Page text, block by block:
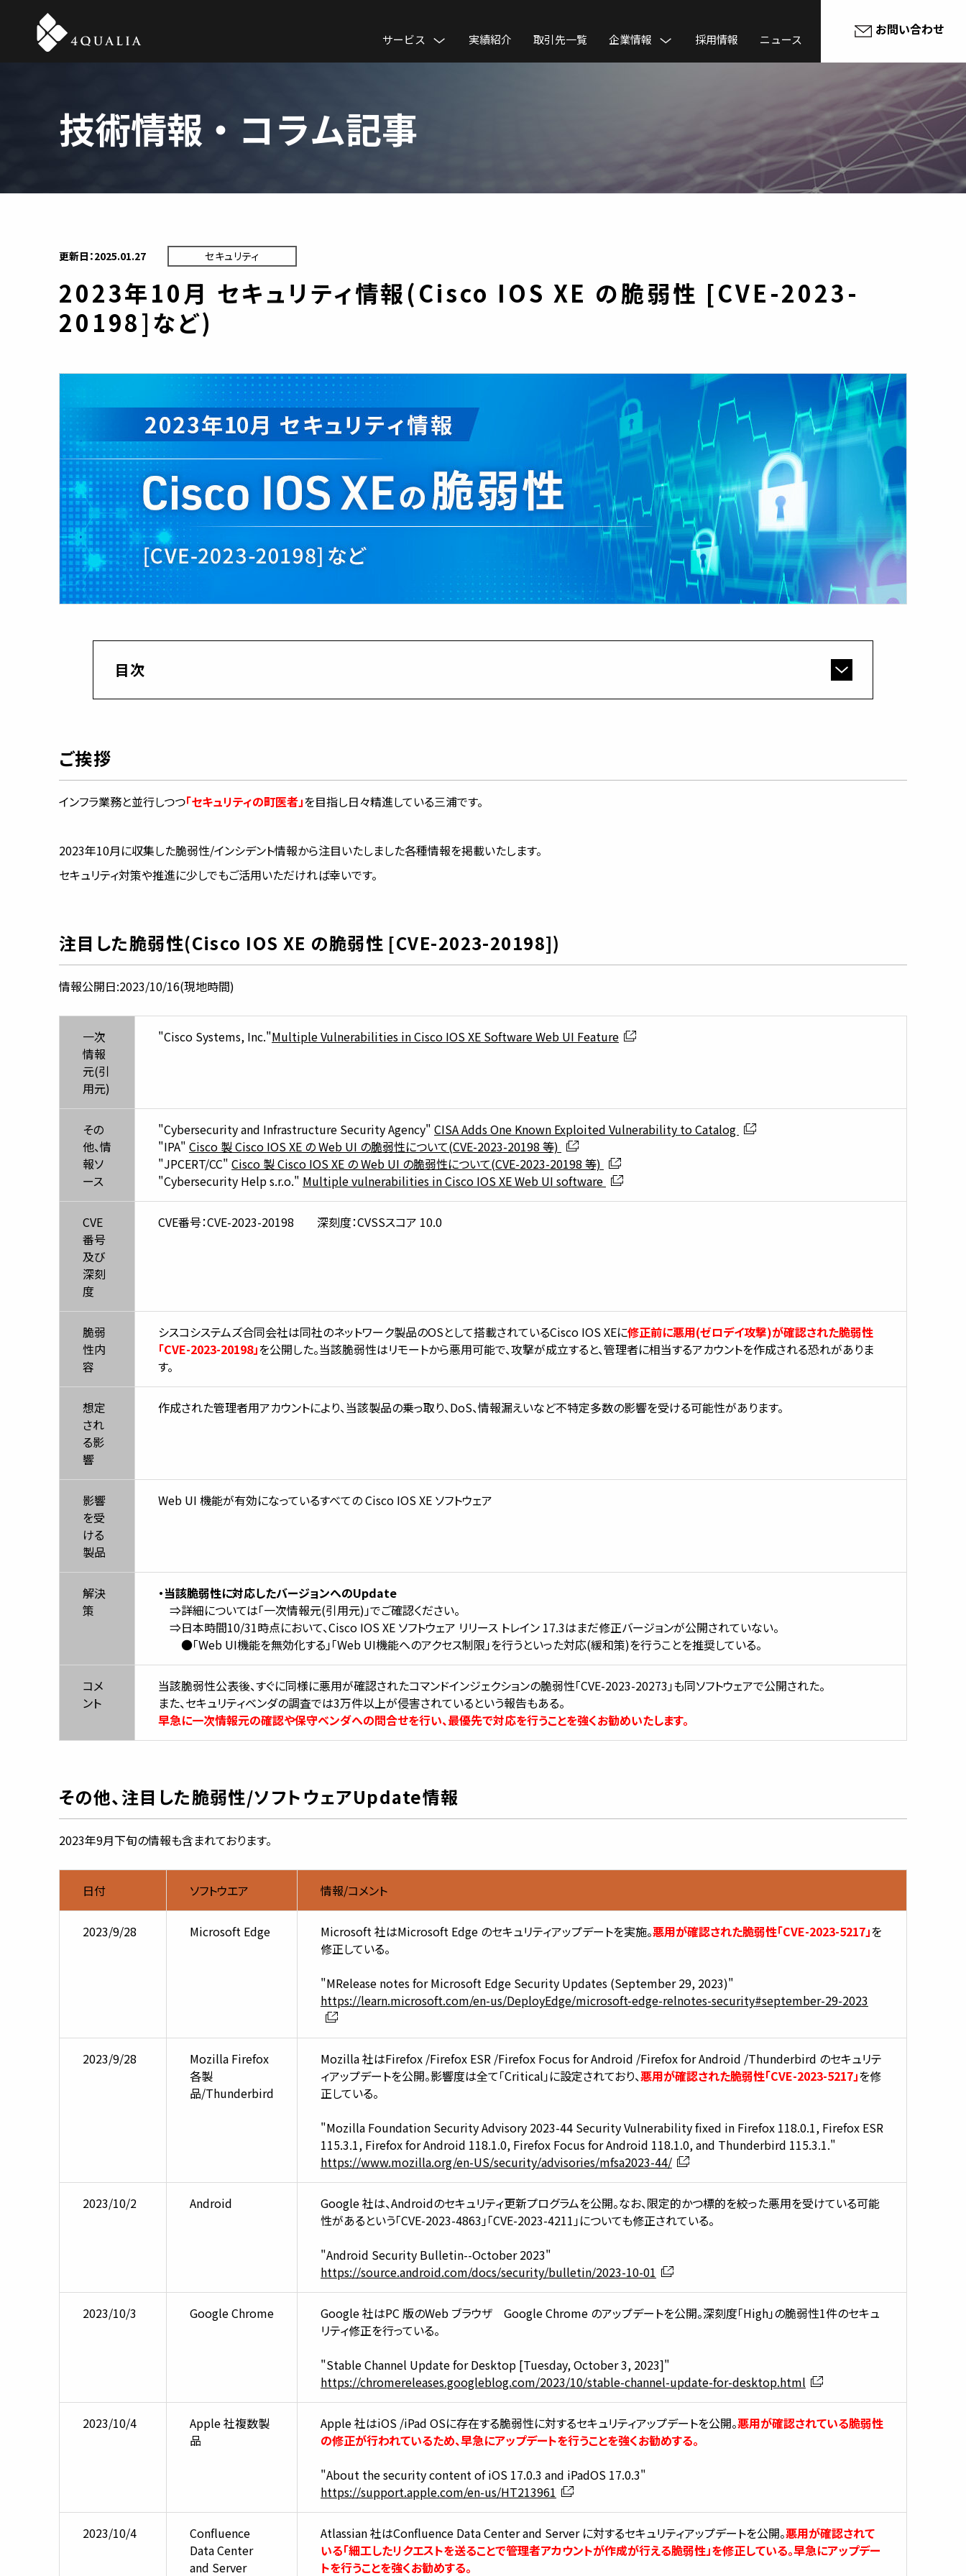
サービス 実績紹介 取引先一覧 企業情報 採用情報 ニュース
お問い合わせ
技術情報・コラム記事
更新日：2025.01.27 セキュリティ
2023年10月 セキュリティ情報(Cisco IOS XE の脆弱性 [CVE-2023-
20198]など)
目次
ご挨拶
インフラ業務と並行しつつ「セキュリティの町医者」を目指し日々精進している三浦です。
2023年10月に収集した脆弱性/インシデント情報から注目いたしました各種情報を掲載いたします。
セキュリティ対策や推進に少しでもご活用いただければ幸いです。
注目した脆弱性(Cisco IOS XE の脆弱性 [CVE-2023-20198])
情報公開日:2023/10/16(現地時間)
一次
情報
元(引
用元)
"Cisco Systems, Inc."Multiple Vulnerabilities in Cisco IOS XE Software Web UI Feature
その
他、情
報ソ
ース
"Cybersecurity and Infrastructure Security Agency" CISA Adds One Known Exploited Vulnerability to Catalog
"IPA" Cisco 製 Cisco IOS XE の Web UI の脆弱性について(CVE-2023-20198 等)
"JPCERT/CC" Cisco 製 Cisco IOS XE の Web UI の脆弱性について(CVE-2023-20198 等)
"Cybersecurity Help s.r.o." Multiple vulnerabilities in Cisco IOS XE Web UI software
CVE
番号
及び
深刻
度
CVE番号：CVE-2023-20198 深刻度：CVSSスコア 10.0
脆弱
性内
容
シスコシステムズ合同会社は同社のネットワーク製品のOSとして搭載されているCisco IOS XEに修正前に悪用(ゼロデイ攻撃)が確認された脆弱性
「CVE-2023-20198」を公開した。当該脆弱性はリモートから悪用可能で、攻撃が成立すると、管理者に相当するアカウントを作成される恐れがありま
す。
想定
され
る影
響
作成された管理者用アカウントにより、当該製品の乗っ取り、DoS、情報漏えいなど不特定多数の影響を受ける可能性があります。
影響
を受
ける
製品
Web UI 機能が有効になっているすべての Cisco IOS XE ソフトウェア
解決
策
・当該脆弱性に対応したバージョンへのUpdate
⇒詳細については「一次情報元(引用元)」でご確認ください。
⇒日本時間10/31時点において、Cisco IOS XE ソフトウェア リリース トレイン 17.3はまだ修正バージョンが公開されていない。
●「Web UI機能を無効化する」「Web UI機能へのアクセス制限」を行うといった対応(緩和策)を行うことを推奨している。
コメ
ント
当該脆弱性公表後、すぐに同様に悪用が確認されたコマンドインジェクションの脆弱性「CVE-2023-20273」も同ソフトウェアで公開された。
また、セキュリティベンダの調査では3万件以上が侵害されているという報告もある。
早急に一次情報元の確認や保守ベンダへの問合せを行い、最優先で対応を行うことを強くお勧めいたします。
その他、注目した脆弱性/ソフトウェアUpdate情報
2023年9月下旬の情報も含まれております。
日付 ソフトウエア 情報/コメント
2023/9/28 Microsoft Edge Microsoft 社はMicrosoft Edge のセキュリティアップデートを実施。悪用が確認された脆弱性「CVE-2023-5217」を
修正している。
"MRelease notes for Microsoft Edge Security Updates (September 29, 2023)"
https://learn.microsoft.com/en-us/DeployEdge/microsoft-edge-relnotes-security#september-29-2023
2023/9/28
Mozilla Firefox
各製
品/Thunderbird
Mozilla 社はFirefox /Firefox ESR /Firefox Focus for Android /Firefox for Android /Thunderbird のセキュリテ
ィアップデートを公開。影響度は全て「Critical」に設定されており、悪用が確認された脆弱性「CVE-2023-5217」を修
正している。
"Mozilla Foundation Security Advisory 2023-44 Security Vulnerability fixed in Firefox 118.0.1, Firefox ESR
115.3.1, Firefox for Android 118.1.0, Firefox Focus for Android 118.1.0, and Thunderbird 115.3.1."
https://www.mozilla.org/en-US/security/advisories/mfsa2023-44/
2023/10/2 Android
Google 社は、Androidのセキュリティ更新プログラムを公開。なお、限定的かつ標的を絞った悪用を受けている可能
性があるという「CVE-2023-4863」「CVE-2023-4211」についても修正されている。
"Android Security Bulletin--October 2023"
https://source.android.com/docs/security/bulletin/2023-10-01
2023/10/3 Google Chrome
Google 社はPC 版のWeb ブラウザ Google Chrome のアップデートを公開。深刻度「High」の脆弱性1件のセキュ
リティ修正を行っている。
"Stable Channel Update for Desktop [Tuesday, October 3, 2023]"
https://chromereleases.googleblog.com/2023/10/stable-channel-update-for-desktop.html
2023/10/4
Apple 社複数製
品
Apple 社はiOS /iPad OSに存在する脆弱性に対するセキュリティアップデートを公開。悪用が確認されている脆弱性
の修正が行われているため、早急にアップデートを行うことを強くお勧めする。
"About the security content of iOS 17.0.3 and iPadOS 17.0.3"
https://support.apple.com/en-us/HT213961
2023/10/4
Confluence
Data Center
and Server
Atlassian 社はConfluence Data Center and Server に対するセキュリティアップデートを公開。悪用が確認されて
いる「細工したリクエストを送ることで管理者アカウントが作成が行える脆弱性」を修正している。早急にアップデー
トを行うことを強くお勧めする。